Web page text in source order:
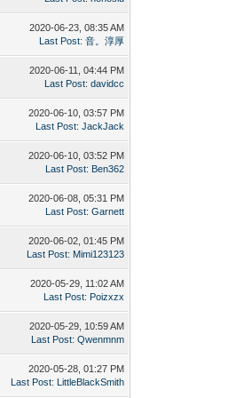
2020-06-23, 08:35 AM
Last Post:音。淳厚
2020-06-11, 04:44 PM
Last Post:davidcc
2020-06-10, 03:57 PM
Last Post:JackJack
2020-06-10, 03:52 PM
Last Post: Ben362
2020-06-08, 05:31 PM
Last Post:Garnett
2020-06-02, 01:45 PM
Last Post: Mimi123123
2020-05-29, 11:02 AM
Last Post: Poizxzx
2020-05-29, 10:59 AM
Last Post:Qwenmnm
2020-05-28, 01:27 PM
Last Post: LittleBlackSmith